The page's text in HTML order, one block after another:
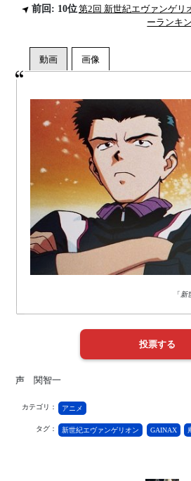
前回: 10位第2回 新世紀エヴァンゲリ
ーランキ
「新
声 関智一
カテゴリ： アニメ
タグ： 新世紀エヴァンゲリオン GAINAX